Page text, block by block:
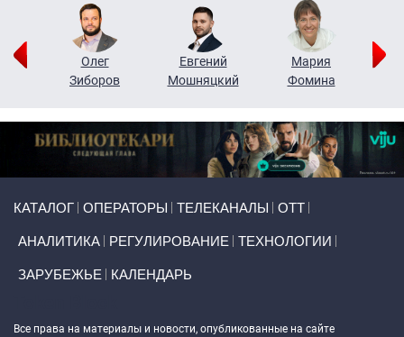
Олег
Зиборов
Евгений
Мошняцкий
Мария
Фомина
КАТАЛОГ ОПЕРАТОРЫ ТЕЛЕКАНАЛЫ ОТТ
АНАЛИТИКА РЕГУЛИРОВАНИЕ ТЕХНОЛОГИИ
ЗАРУБЕЖЬЕ КАЛЕНДАРЬ
Все права на материалы и новости, опубликованные на сайте